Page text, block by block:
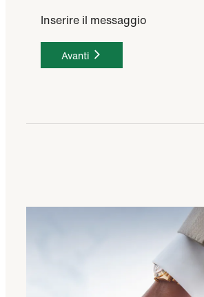
Inserire il messaggio
Avanti